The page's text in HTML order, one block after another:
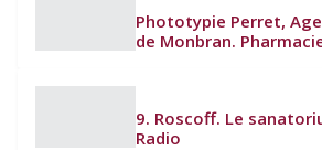
Phototypie Perret,
de Monbran.
9. Roscoff. Le
Radio